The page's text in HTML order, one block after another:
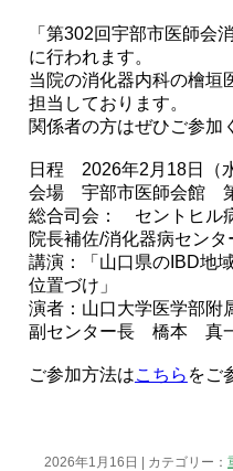
「第302回宇部市医師会
に行われます。
当院の消化器内科の檜垣
担当しております。
関係者の方はぜひご参加
日程 2026年2月18日（
会場 宇部市医師会館
総合司会： セントヒル
院長補佐/消化器病セン
講演：「山口県のIBD地
位置づけ」
演者：山口大学医学部
副センター長 橋本 真
ご参加方法はこちら をご
2026年1月16日 | カテゴリー：